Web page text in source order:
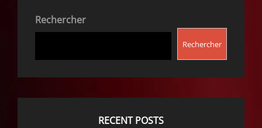
Rechercher
Rechercher
RECENT POSTS